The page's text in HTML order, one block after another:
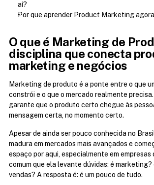
aí?
Por que aprender Product Marketing agora
O que é Marketing de
disciplina que conecta
marketing e negócios
Marketing de produto é a ponte entre o que
constrói e o que o mercado realmente precisa.
garante que o produto certo chegue às
mensagem certa, no momento certo.
Apesar de ainda ser pouco conhecida no
madura em mercados mais avançados e
espaço por aqui, especialmente em empresas
comum que ela levante dúvidas: é marketing?
vendas? A resposta é: é um pouco de tudo.